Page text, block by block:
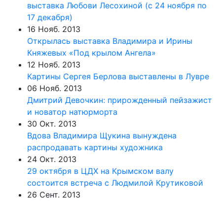
выставка Любови Лесохиной (с 24 ноября по
17 декабря)
16 Нояб. 2013
Открылась выставка Владимира и Ирины
Княжевых «Под крылом Ангела»
12 Нояб. 2013
Картины Сергея Берлова выставлены в Лувре
06 Нояб. 2013
Дмитрий Девочкин: прирожденный пейзажист
и новатор натюрморта
30 Окт. 2013
Вдова Владимира Щукина вынуждена
распродавать картины художника
24 Окт. 2013
29 октября в ЦДХ на Крымском валу
состоится встреча с Людмилой Крутиковой
26 Сент. 2013